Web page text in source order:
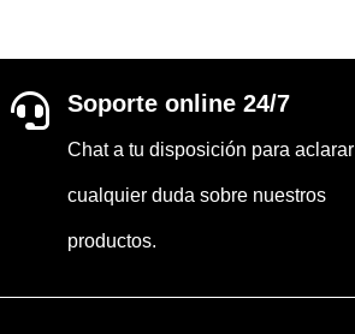
 Soporte online 24/7
Chat a tu disposición para aclarar
cualquier duda sobre nuestros
productos.